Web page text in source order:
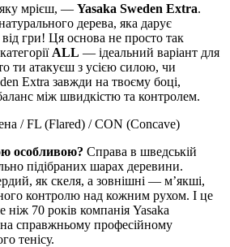
мрієш, — Yasaka Sweden Extra.
дерева, яка дарує
гри! Ця основа не просто так
ALL — ідеальний варіант для
ти атакуєш з усією силою, чи
Extra завжди на твоєму боці,
між швидкістю та контролем.
/ FL (Flared) / CON (Concave)
особливою? Справа в шведській
підібраних шарах деревини.
як скеля, а зовнішні — м’якші,
контролю над кожним рухом. І це
ніж 70 років компанія Yasaka
справжньому професійному
тенісу.